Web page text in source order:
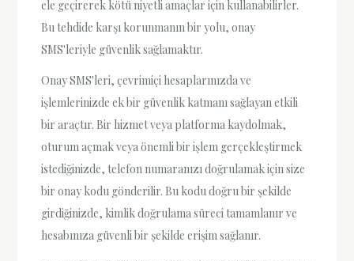
ele geçirerek kötü niyetli amaçlar için kullanabilirler.
Bu tehdide karşı korunmanın bir yolu, onay
SMS'leriyle güvenlik sağlamaktır.
Onay SMS'leri, çevrimiçi hesaplarınızda ve
işlemlerinizde ek bir güvenlik katmanı sağlayan etkili
bir araçtır. Bir hizmet veya platforma kaydolmak,
oturum açmak veya önemli bir işlem gerçekleştirmek
istediğinizde, telefon numaranızı doğrulamak için size
bir onay kodu gönderilir. Bu kodu doğru bir şekilde
girdiğinizde, kimlik doğrulama süreci tamamlanır ve
hesabınıza güvenli bir şekilde erişim sağlanır.